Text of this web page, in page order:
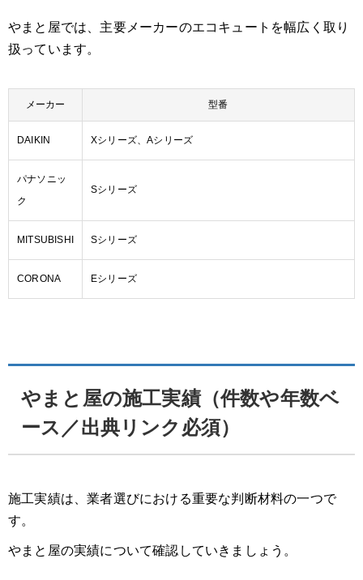
やまと屋では、主要メーカーのエコキュートを幅広く取り
扱っています。
メーカー 型番
DAIKIN Xシリーズ、Aシリーズ
パナソニッ
ク
Sシリーズ
MITSUBISHI Sシリーズ
CORONA Eシリーズ
やまと屋の施工実績（件数や年数ベ
ース／出典リンク必須）
施工実績は、業者選びにおける重要な判断材料の一つで
す。
やまと屋の実績について確認していきましょう。